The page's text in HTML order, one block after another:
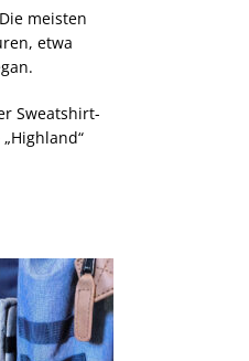
meisten
etwa
Sweatshirt-